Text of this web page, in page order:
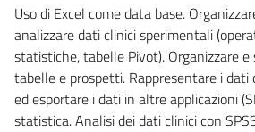
Uso di Excel come data base.
analizzare dati clinici sperimentali
statistiche, tabelle Pivot). Organizzare
tabelle e prospetti. Rappresentare i dati
ed esportare i dati in altre applicazioni
statistica. Analisi dei dati clinici con